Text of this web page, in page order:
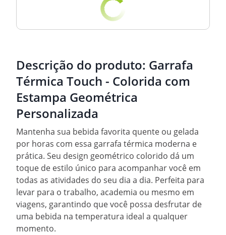
Descrição do produto: Garrafa
Térmica Touch - Colorida com
Estampa Geométrica
Personalizada
Mantenha sua bebida favorita quente ou gelada
por horas com essa garrafa térmica moderna e
prática. Seu design geométrico colorido dá um
toque de estilo único para acompanhar você em
todas as atividades do seu dia a dia. Perfeita para
levar para o trabalho, academia ou mesmo em
viagens, garantindo que você possa desfrutar de
uma bebida na temperatura ideal a qualquer
momento.